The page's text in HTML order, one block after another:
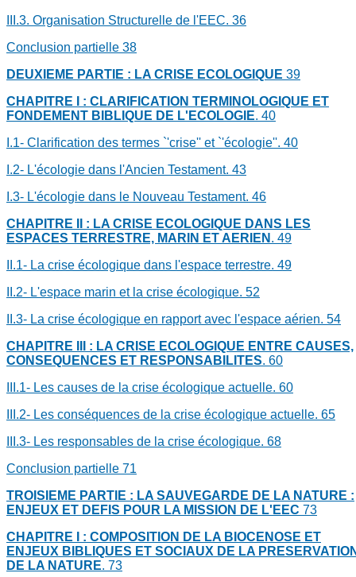
III.3. Organisation Structurelle de l'EEC. 36
Conclusion partielle 38
DEUXIEME PARTIE : LA CRISE ECOLOGIQUE 39
CHAPITRE I : CLARIFICATION TERMINOLOGIQUE ET
FONDEMENT BIBLIQUE DE L'ECOLOGIE. 40
I.1- Clarification des termes `'crise'' et `'écologie''. 40
I.2- L'écologie dans l'Ancien Testament. 43
I.3- L'écologie dans le Nouveau Testament. 46
CHAPITRE II : LA CRISE ECOLOGIQUE DANS LES
ESPACES TERRESTRE, MARIN ET AERIEN . 49
II.1- La crise écologique dans l'espace terrestre. 49
II.2- L'espace marin et la crise écologique. 52
II.3- La crise écologique en rapport avec l'espace aérien. 54
CHAPITRE III : LA CRISE ECOLOGIQUE ENTRE CAUSES,
CONSEQUENCES ET RESPONSABILITES. 60
III.1- Les causes de la crise écologique actuelle. 60
III.2- Les conséquences de la crise écologique actuelle. 65
III.3- Les responsables de la crise écologique. 68
Conclusion partielle 71
TROISIEME PARTIE : LA SAUVEGARDE DE LA NATURE :
ENJEUX ET DEFIS POUR LA MISSION DE L'EEC 73
CHAPITRE I : COMPOSITION DE LA BIOCENOSE ET
ENJEUX BIBLIQUES ET SOCIAUX DE LA
DE LA NATURE. 73